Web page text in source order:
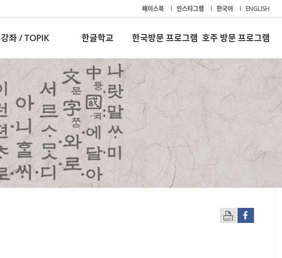
페이스북 l 인스타그램 l 한국어 l ENGLISH
좌 / TOPIK 한글학교 한국방문 프로그램 호주 방문 프로그램